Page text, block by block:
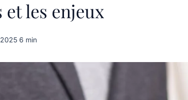
et les enjeux
·6 min